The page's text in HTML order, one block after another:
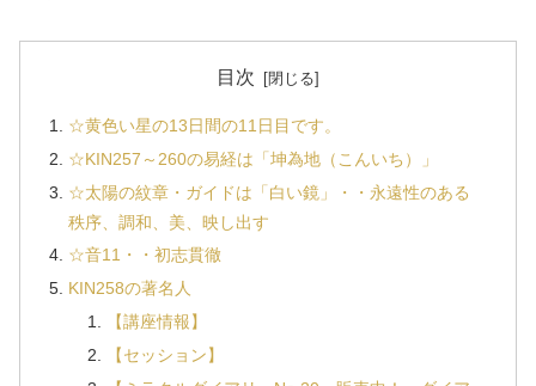
目次
☆黄色い星の13日間の11日目です。
☆KIN257～260の易経は「坤為地（こんいち）」
☆太陽の紋章・ガイドは「白い鏡」・・永遠性のある
秩序、調和、美、映し出す
☆音11・・初志貫徹
KIN258の著名人
【講座情報】
【セッション】